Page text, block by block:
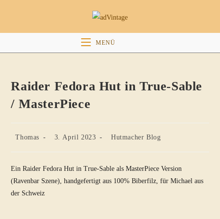
MENÜ
Raider Fedora Hut in True-Sable
/ MasterPiece
Beitrags-
Thomas
Beitrag
veröffentlicht:
3. April 2023
Beitrags-
Hutmacher Blog
Ein Raider Fedora Hut in True-Sable als MasterPiece Version
(Ravenbar Szene), handgefertigt aus 100% Biberfilz, für Michael aus
der Schweiz